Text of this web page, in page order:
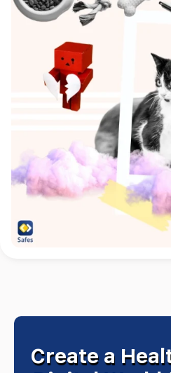
Create a